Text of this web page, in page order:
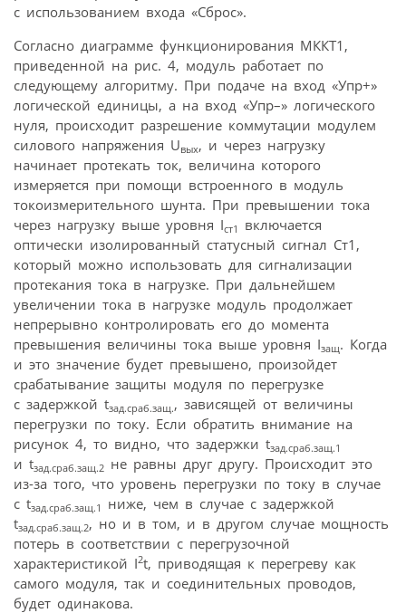
с использованием входа «Сброс».
Согласно диаграмме функционирования МККТ1,
приведенной на рис. 4, модуль работает по
следующему алгоритму. При подаче на вход «Упр+»
логической единицы, а на вход «Упр–» логического
нуля, происходит разрешение коммутации модулем
силового напряжения Uвых, и через нагрузку
начинает протекать ток, величина которого
измеряется при помощи встроенного в модуль
токоизмерительного шунта. При превышении тока
через нагрузку выше уровня Iст1
включается
оптически изолированный статусный сигнал Ст1,
который можно использовать для сигнализации
протекания тока в нагрузке. При дальнейшем
увеличении тока в нагрузке модуль продолжает
непрерывно контролировать его до момента
превышения величины тока выше уровня Iзащ. Когда
и это значение будет превышено, произойдет
срабатывание защиты модуля по перегрузке
с задержкой tзад.сраб.защ., зависящей от величины
перегрузки по току. Если обратить внимание на
рисунок 4, то видно, что задержки tзад.сраб.защ.1
и tзад.сраб.защ.2 не равны друг другу. Происходит это
из-за того, что уровень перегрузки по току в случае
с tзад.сраб.защ.1
ниже, чем в случае с задержкой
tзад.сраб.защ.2, но и в том, и в другом случае мощность
потерь в соответствии с перегрузочной
характеристикой I2t, приводящая к перегреву как
самого модуля, так и соединительных проводов,
будет одинакова.